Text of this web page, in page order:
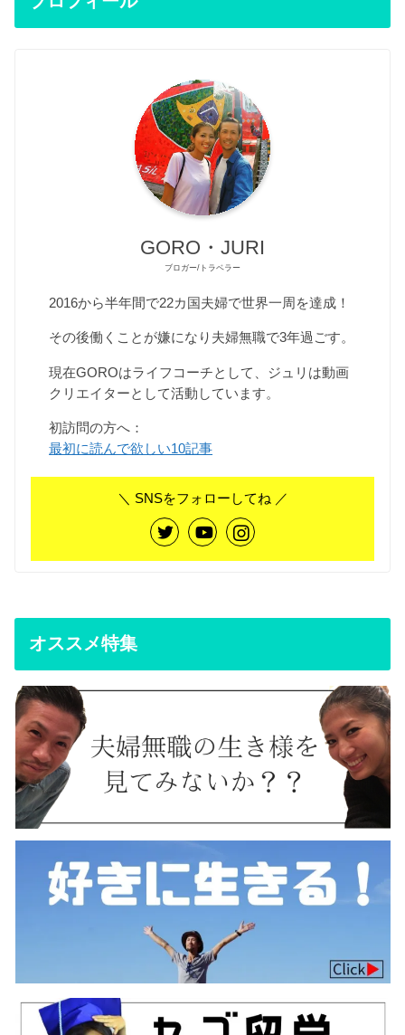
GORO・JURI
ブロガー/トラベラー
2016から半年間で22カ国夫婦で世界一周を達成！
その後働くことが嫌になり夫婦無職で3年過ごす。
現在GOROはライフコーチとして、ジュリは動画
クリエイターとして活動しています。
初訪問の方へ：
最初に読んで欲しい10記事
＼ SNSをフォローしてね ／
オススメ特集